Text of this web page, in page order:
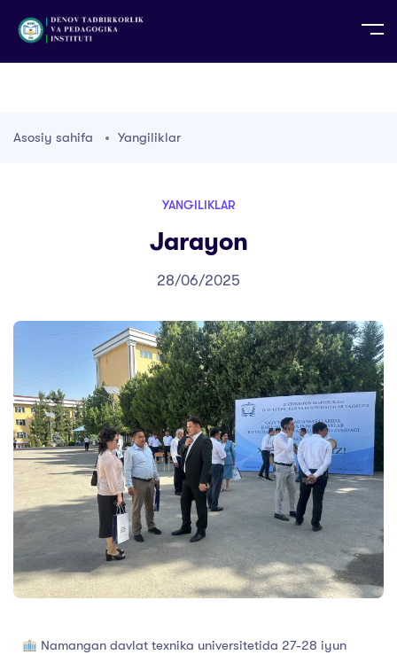
TG TR
Asosiy sahifa Yangiliklar
YANGILIKLAR
Jarayon
28/06/2025
Namangan davlat texnika universitetida 27-28 iyun